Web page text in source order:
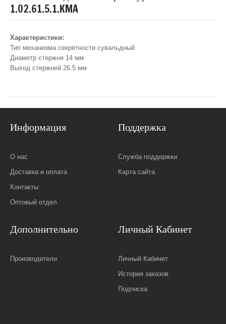
1.02.61.5.1.KMA
Характеристики:
Тип механизма секретности сувальдный
Диаметр стержня 14 мм
Выход стержней 26.5 мм
Информация
О нас
Доставка и оплата
Контакты
Оптовый отдел
Поддержка
Служба поддержки
Карта сайта
Дополнительно
Производители
Личный Кабинет
Личный Кабинет
История заказов
Подписка